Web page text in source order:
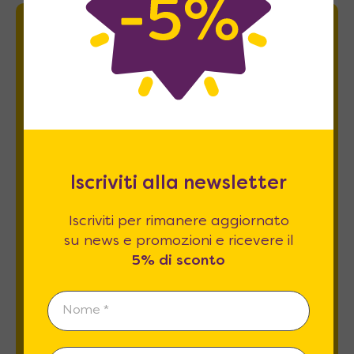
Newsletter
Iscriviti per rimanere aggiornato su news
privacy *
REGISTRATI
Iscriviti alla newsletter
Iscriviti per rimanere aggiornato
su news e promozioni e ricevere il
5% di sconto